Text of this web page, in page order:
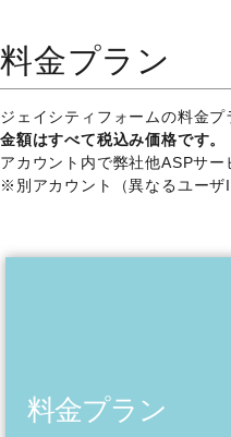
料金プラン
ジェイシティフォームの料金プ
金額はすべて税込み価格です。
アカウント内で弊社他ASPサ
※別アカウント（異なるユーザ
料金プラン